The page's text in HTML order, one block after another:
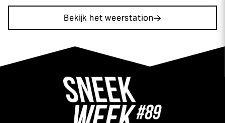
Bekijk het weerstation